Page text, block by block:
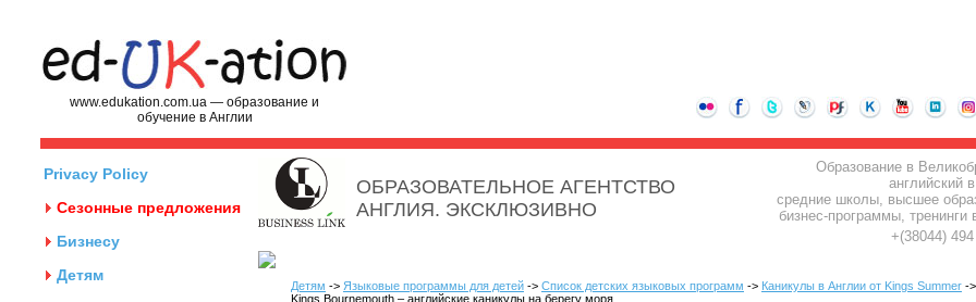
www.edukation.com.ua — образование и
обучение в Англии
Privacy Policy
Сезонные предложения
Бизнесу
Детям
ОБРАЗОВАТЕЛЬНОЕ АГЕНТСТВО
АНГЛИЯ. ЭКСКЛЮЗИВНО
Образование в
английский
средние школы, высшее
бизнес-программы, тренинги
+(38044)
Детям -> Языковые программы для детей -> Список детских языковых программ -> Каникулы в Англии от Kings Summer ->
Kings Bournemouth – английские каникулы на берегу моря